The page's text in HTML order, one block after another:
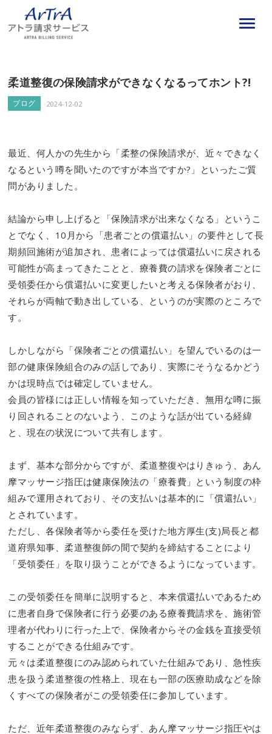
柔道整復の保険請求ができなくなるってホント?!
ブログ 2024-12-02
最近、何人かの先生から「柔整の保険請求が、近々できなく
なるという噂を聞いたのですが本当ですか?」といったご質
問がありました。
結論から申し上げると「保険請求が出来なくなる」というこ
とでなく、10月から「患者ごとの償還払い」の要件として長
期頻回施術が追加され、患者によっては償還払いに戻される
可能性が高まってきたことと、療養費の請求を保険者ごとに
受領委任から償還払いに変更したいと考える保険者がおり、
それらが両軸で動き出している、というのが実際のところで
す。
しかしながら「保険者ごとの償還払い」を望んでいるのは一
部の健康保険組合のみの話しであり、実際にそうなるかどう
かは現時点では確定していません。
会員の皆様には正しい情報を知っていただき、無用な噂に振
り回されることのないよう、このような話が出ている経緯
と、現在の状況について共有します。
まず、基本な部分からですが、柔道整復やはりきゅう、あん
摩マッサージ指圧は健康保険法の「療養費」という制度の枠
組みで運用されており、その支払いは基本的に「償還払い」
とされています。
ただし、各保険者等から委任を受けた地方厚生(支)局長と都
道府県知事、柔道整復師の間で契約を締結することにより
「受領委任」を取り扱うことができるようになっています。
この受領委任を簡単に説明すると、本来償還払いであるため
に患者自身で保険者に行う必要のある療養費請求を、施術管
理者が代わりに行った上で、保険者からその金銭を直接受領
することができる仕組みです。
元々は柔道整復にのみ認められていた仕組みであり、急性疾
患を扱う柔道整復の性格上、現在も一部の医療助成などを除
くすべての保険者がこの受領委任に参加しています。
ただ、近年柔道整復のみならず、あん摩マッサージ指圧やは